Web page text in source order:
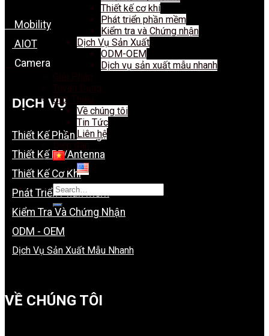
Thiết kế cơ khí
Phát triển phần mềm
Kiểm tra và Chứng nhận
Dịch Vụ Sản Xuất
ODM-OEM
Dịch vụ sản xuất mẫu nhanh
Giới Thiệu
Về chúng tôi
Tin Tức
Liên hệ
Search
for:
Mobility
AIOT
Camera
DỊCH VỤ
Thiết Kế Phần Cứng
Thiết Kế RF/Antenna
Thiết Kế Cơ Khí
Phát Triển Phần Mềm
Kiểm Tra Và Chứng Nhận
ODM - OEM
Dịch Vụ Sản Xuất Mẫu Nhanh
VỀ CHÚNG TÔI